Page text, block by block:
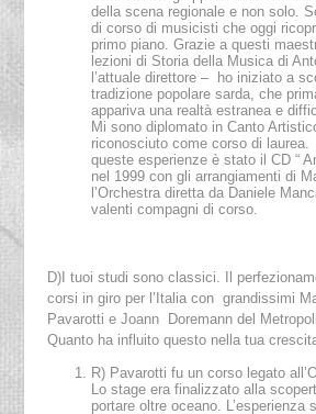
della scena regionale e non solo.
di corso di musicisti che oggi
primo piano. Grazie a questi
lezioni di Storia della Musica di
l’attuale direttore – ho iniziato a
tradizione popolare sarda, che
appariva una realtà estranea e
Mi sono diplomato in Canto
riconosciuto come corso di
queste esperienze è stato il CD “
nel 1999 con gli arrangiamenti di
l’Orchestra diretta da Daniele
valenti compagni di corso.
D)I tuoi studi sono classici. Il
corsi in giro per l’Italia con grandissimi
Pavarotti e Joann Doremann del
Quanto ha influito questo nella tua
R) Pavarotti fu un corso legato
Lo stage era finalizzato alla
portare oltre oceano. L’esperienza